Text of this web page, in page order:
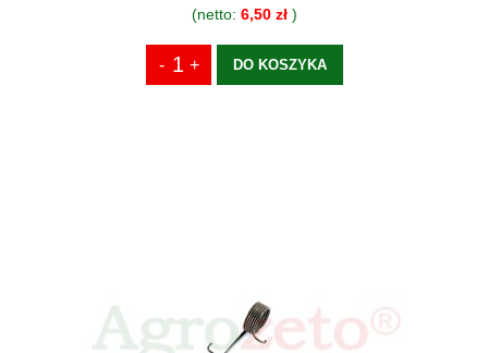
(netto: 6,50 zł)
DO KOSZYKA